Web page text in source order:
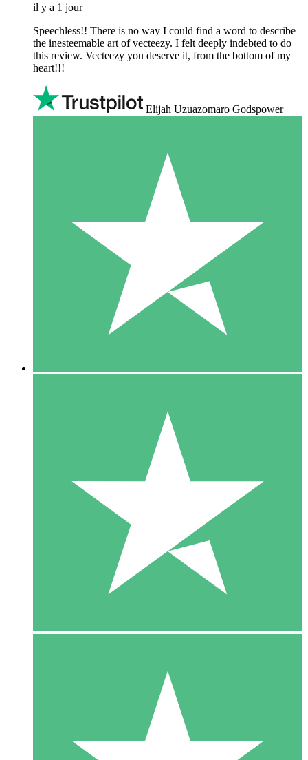
il y a 1 jour
Speechless!! There is no way I could find a word to describe
the inesteemable art of vecteezy. I felt deeply indebted to do
this review. Vecteezy you deserve it, from the bottom of my
heart!!!
Elijah Uzuazomaro Godspower